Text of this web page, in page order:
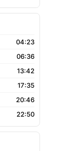
04:23
06:36
13:42
17:35
20:46
22:50